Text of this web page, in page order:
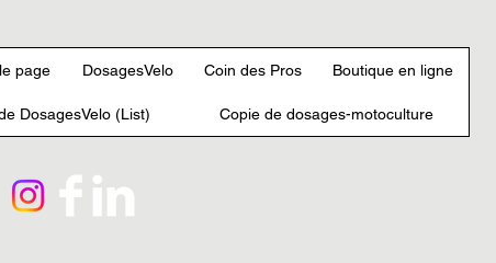
page DosagesVelo Coin des Pros Boutique en ligne
DosagesVelo (List) Copie de dosages-motoculture